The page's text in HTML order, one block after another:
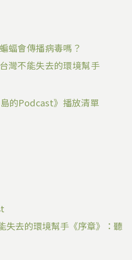
蝠會傳播病毒嗎？
灣不能失去的環境幫手
島的Podcast》播放清單
失去的環境幫手《序章》：聽